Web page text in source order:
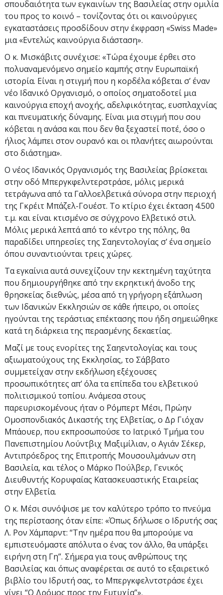
σπουδαιότητα των εγκαινίων της Βασιλείας στην ομιλία
του προς το κοινό – τονίζοντας ότι οι καινούργιες
εγκαταστάσεις προσδίδουν στην έκφραση «Swiss Made»
μια «Εντελώς καινούργια διάσταση».
Ο κ. Μισκάβιτς συνέχισε: «Τώρα έχουμε έρθει στο
πολυαναμενόμενο σημείο καμπής στην Ευρωπαϊκή
ιστορία. Είναι η στιγμή που η κορδέλα κόβεται σ’ έναν
νέο Ιδανικό Οργανισμό, ο οποίος σηματοδοτεί μια
καινούργια εποχή ανοχής, αδελφικότητας, ευσπλαχνίας
και πνευματικής δύναμης. Είναι μια στιγμή που σου
κόβεται η ανάσα και που δεν θα ξεχαστεί ποτέ, όσο ο
ήλιος λάμπει στον ουρανό και οι πλανήτες αιωρούνται
στο διάστημα».
Ο νέος Ιδανικός Οργανισμός της Βασιλείας βρίσκεται
στην οδό Μπεργκφελντερστράσε, μόλις μερικά
τετράγωνα από τα Γαλλοελβετικά σύνορα στην περιοχή
της Γκρέιτ Μπάζελ-Γουέστ. Το κτίριο έχει έκταση 4.500
τ.μ. και είναι κτισμένο σε σύγχρονο Ελβετικό στιλ.
Μόλις μερικά λεπτά από το κέντρο της πόλης, θα
παραδίδει υπηρεσίες της Σαηεντολογίας σ’ ένα σημείο
όπου συναντιούνται τρεις χώρες.
Τα εγκαίνια αυτά συνεχίζουν την κεκτημένη ταχύτητα
που δημιουργήθηκε από την εκρηκτική άνοδο της
θρησκείας διεθνώς, μέσα από τη γρήγορη εξάπλωση
των Ιδανικών Εκκλησιών σε κάθε ήπειρο, οι οποίες
ηγούνται της τεράστιας επέκτασης που ήδη σημειώθηκε
κατά τη διάρκεια της περασμένης δεκαετίας.
Μαζί με τους ενορίτες της Σαηεντολογίας και τους
αξιωματούχους της Εκκλησίας, το Σάββατο
συμμετείχαν στην εκδήλωση εξέχουσες
προσωπικότητες απ’ όλα τα επίπεδα του ελβετικού
πολιτισμικού τοπίου. Ανάμεσα στους
παρευρισκομένους ήταν ο Ρόμπερτ Μέσι, Πρώην
Ομοσπονδιακός Δικαστής της Ελβετίας, ο Δρ Γιόχαν
Μπάουερ, που εκπροσωπούσε το Ιατρικό Τμήμα του
Πανεπιστημίου Λούντβιχ Μαξιμίλιαν, ο Αγιάν Σέκερ,
Αντιπρόεδρος της Επιτροπής Μουσουλμάνων στη
Βασιλεία, και τέλος ο Μάρκο Πούλβερ, Γενικός
Διευθυντής Κορυφαίας Κατασκευαστικής Εταιρείας
στην Ελβετία.
Ο κ. Μέσι συνόψισε με τον καλύτερο τρόπο το πνεύμα
της περίστασης όταν είπε: «Όπως δήλωσε ο Ιδρυτής σας
Λ. Ρον Χάμπαρντ: “Την ημέρα που θα μπορούμε να
εμπιστευόμαστε απόλυτα ο ένας τον άλλο, θα υπάρξει
ειρήνη στη Γη”. Σήμερα για τους ανθρώπους της
Βασιλείας και όπως αναφέρεται σε αυτό το εξαιρετικό
βιβλίο του Ιδρυτή σας, το Μπεργκφελντστράσε έχει
γίνει “Ο Δρόμος προς την Ευτυχία”».